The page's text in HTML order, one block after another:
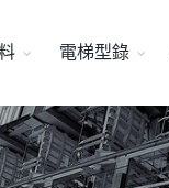
電梯型錄